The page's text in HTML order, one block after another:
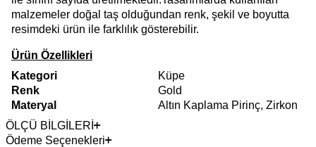
malzemeler doğal taş olduğundan renk, şekil ve boyutta
resimdeki ürün ile farklılık gösterebilir.
Ürün Özellikleri
Kategori
Küpe
Renk
Gold
Materyal
Altın Kaplama Pirinç, Zirkon
ÖLÇÜ BİLGİLERİ
Ödeme Seçenekleri